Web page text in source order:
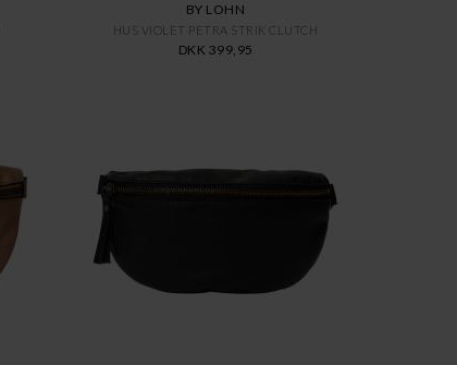
BY LOHN
HUS VIOLET PETRA STRIK CLUTCH
DKK 399,95